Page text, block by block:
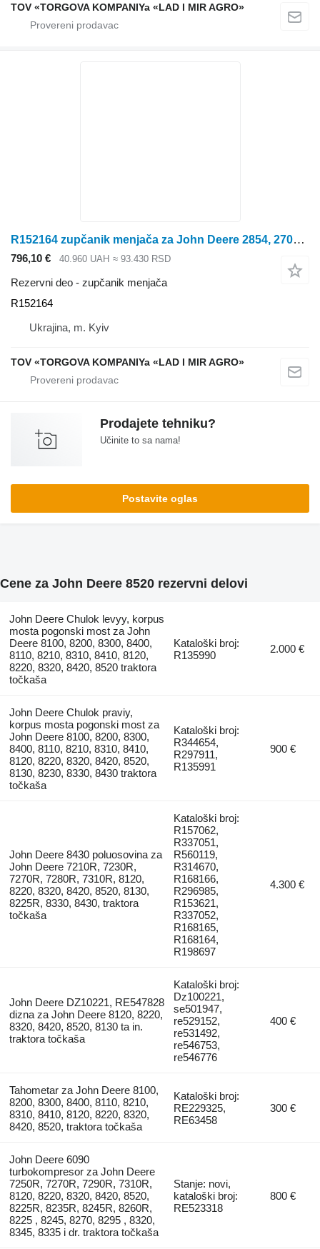
TOV «TORGOVA KOMPANIYa «LAD I MIR AGRO»
R152164 zupčanik menjača za John Deere 2854, 2704, 2904, 3204, 8120, 8220, 8320, 8520 traktora
796,10 € 40.960 UAH ≈ 93.430 RSD
Rezervni deo - zupčanik menjača
R152164
Ukrajina, m. Kyiv
TOV «TORGOVA KOMPANIYa «LAD I MIR AGRO»
Prodajete tehniku?
Učinite to sa nama!
Postavite oglas
Cene za John Deere 8520 rezervni delovi
John Deere Chulok levyy, korpus
mosta pogonski most za John
Deere 8100, 8200, 8300, 8400,
8110, 8210, 8310, 8410, 8120,
8220, 8320, 8420, 8520 traktora
točkaša
Kataloški broj:
R135990
2.000 €
John Deere Chulok praviy,
korpus mosta pogonski most za
John Deere 8100, 8200, 8300,
8400, 8110, 8210, 8310, 8410,
8120, 8220, 8320, 8420, 8520,
8130, 8230, 8330, 8430 traktora
točkaša
Kataloški broj:
R344654,
R297911,
R135991
900 €
John Deere 8430 poluosovina za
John Deere 7210R, 7230R,
7270R, 7280R, 7310R, 8120,
8220, 8320, 8420, 8520, 8130,
8225R, 8330, 8430, traktora
točkaša
Kataloški broj:
R157062,
R337051,
R560119,
R314670,
R168166,
R296985,
R153621,
R337052,
R168165,
R168164,
R198697
4.300 €
John Deere DZ10221, RE547828
dizna za John Deere 8120, 8220,
8320, 8420, 8520, 8130 ta in.
traktora točkaša
Kataloški broj:
Dz100221,
se501947,
re529152,
re531492,
re546753,
re546776
400 €
Tahometar za John Deere 8100,
8200, 8300, 8400, 8110, 8210,
8310, 8410, 8120, 8220, 8320,
8420, 8520, traktora točkaša
Kataloški broj:
RE229325,
RE63458
300 €
John Deere 6090
turbokompresor za John Deere
7250R, 7270R, 7290R, 7310R,
8120, 8220, 8320, 8420, 8520,
8225R, 8235R, 8245R, 8260R,
8225 , 8245, 8270, 8295 , 8320,
8345, 8335 i dr. traktora točkaša
Stanje: novi,
kataloški broj:
RE523318
800 €